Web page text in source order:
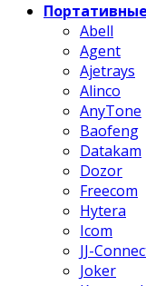
Abell
Agent
Ajetrays
Alinco
AnyTone
Baofeng
Datakam
Dozor
Freecom
Hytera
Icom
JJ-
Joker